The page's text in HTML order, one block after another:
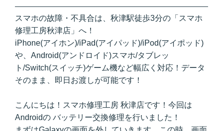
スマホの故障・不具合は、秋津駅徒歩3分の「スマホ
修理工房秋津店」へ！
iPhone(アイホン)/iPad(アイパッド)/iPod(アイポッド)
や、Android(アンドロイド)スマホ/タブレッ
ト/Switch(スイッチ)ゲーム機など幅広く対応！データ
そのまま、即日お渡しが可能です！
こんにちは！スマホ修理工房 秋津店です！今回は
Androidの バッテリー交換修理を行いました！